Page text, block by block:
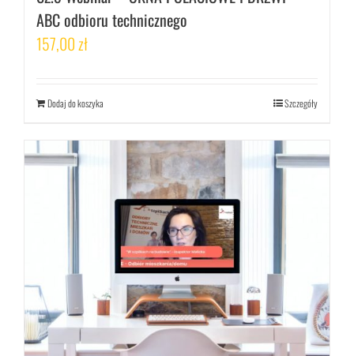
ABC odbioru technicznego
157,00zł
Dodaj do koszyka Szczegóły